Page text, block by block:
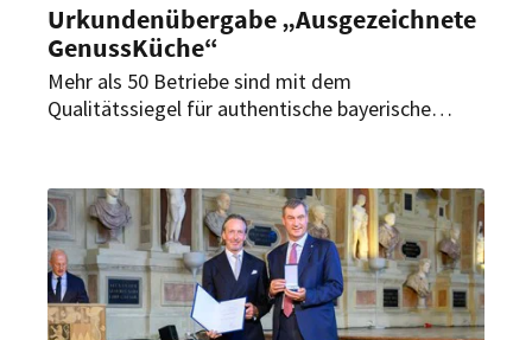
Urkundenübergabe „Ausgezeichnete
GenussKüche“
Mehr als 50 Betriebe sind mit dem
Qualitätssiegel für authentische bayerische
„Lieblingsbiergarten 2026“ geehrt.